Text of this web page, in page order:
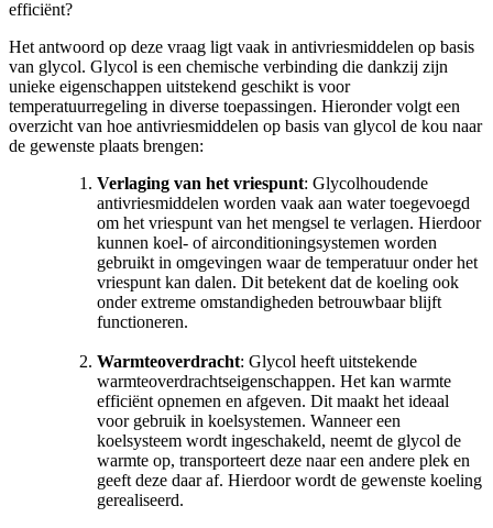
efficiënt?
Het antwoord op deze vraag ligt vaak in antivriesmiddelen op basis
van glycol. Glycol is een chemische verbinding die dankzij zijn
unieke eigenschappen uitstekend geschikt is voor
temperatuurregeling in diverse toepassingen. Hieronder volgt een
overzicht van hoe antivriesmiddelen op basis van glycol de kou naar
de gewenste plaats brengen:
Verlaging van het vriespunt: Glycolhoudende
antivriesmiddelen worden vaak aan water toegevoegd
om het vriespunt van het mengsel te verlagen. Hierdoor
kunnen koel- of airconditioningsystemen worden
gebruikt in omgevingen waar de temperatuur onder het
vriespunt kan dalen. Dit betekent dat de koeling ook
onder extreme omstandigheden betrouwbaar blijft
functioneren.
Warmteoverdracht: Glycol heeft uitstekende
warmteoverdrachtseigenschappen. Het kan warmte
efficiënt opnemen en afgeven. Dit maakt het ideaal
voor gebruik in koelsystemen. Wanneer een
koelsysteem wordt ingeschakeld, neemt de glycol de
warmte op, transporteert deze naar een andere plek en
geeft deze daar af. Hierdoor wordt de gewenste koeling
gerealiseerd.